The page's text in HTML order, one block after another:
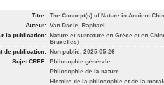
Titre: The Concept(s) of Nature in Ancient
Auteur: Van Daele, Raphael
la publication: Nature et surnature en Grèce et en
Bruxelles)
de publication: Non publié, 2025-05-26
Sujet CREF: Philosophie générale
Philosophie de la nature
Histoire de la philosophie et de la